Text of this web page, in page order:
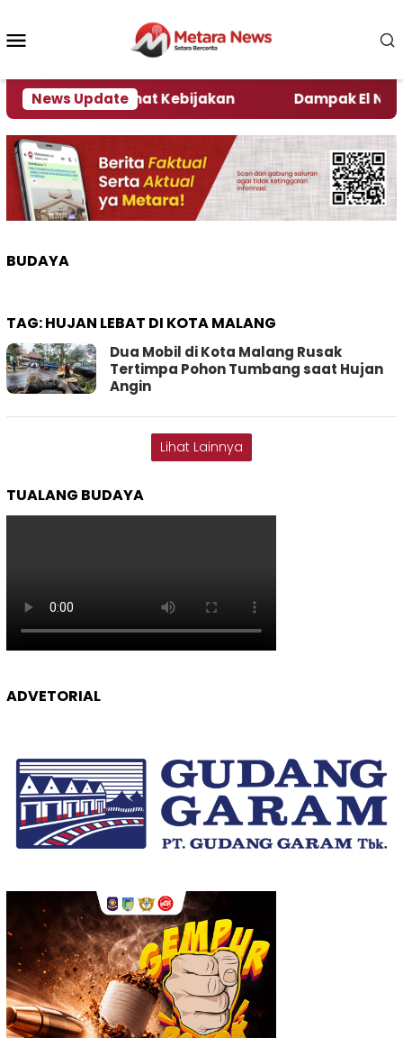
konten
News Update
Kata Pengamat Kebijakan Dampak El Nino,
BUDAYA
TAG:HUJAN LEBAT DI KOTA MALANG
Dua Mobil di Kota Malang Rusak
Tertimpa Pohon Tumbang saat Hujan
Angin
Lihat Lainnya
TUALANG BUDAYA
ADVETORIAL